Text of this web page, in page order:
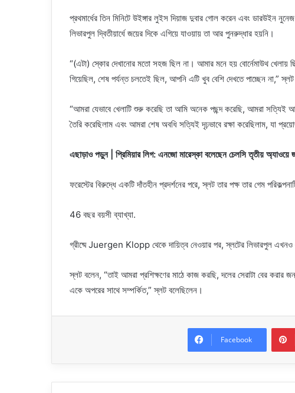
প্রথমার্ধের তিন মিনিটে উইঙ্গার লুইস দিয়াজ দুবার গোল করেন এবং ডারউইন
লিভারপুল দ্বিতীয়ার্ধে জয়ের দিকে এগিয়ে যাওয়ায় তা আর পুনরুদ্ধার হয়নি।
“(এটা) স্কোর দেখানোর মতো সহজ ছিল না। আমার মনে হয় বোর্নেমাউথ খেলায়
গিয়েছিল, শেষ পর্যন্ত চলতেই ছিল, আপনি এটি খুব বেশি দেখতে পাচ্ছেন না,”
“আমরা যেভাবে খেলাটি শুরু করেছি তা আমি অনেক পছন্দ করেছি, আমরা
তৈরি করেছিলাম এবং আমরা শেষ অবধি সত্যিই দৃঢ়ভাবে রক্ষা করেছিলাম, যা
এছাড়াও পড়ুন | প্রিমিয়ার লিগ: এনজো মারেস্কা বলেছেন চেলসি তৃতীয় অ্যাওয়ে
ফরেস্টের বিরুদ্ধে একটি দাঁতহীন প্রদর্শনের পরে, স্লট তার পক্ষ তার গেম
46 বছর বয়সী ব্যাখ্যা.
গ্রীষ্মে Juergen Klopp থেকে দায়িত্ব নেওয়ার পর, স্লটের লিভারপুল এখনও
স্লট বলেন, “তাই আমরা প্রশিক্ষণের মাঠে কাজ করছি, দলের সেরাটা বের
একে অপরের সাথে সম্পর্কিত,” স্লট বলেছিলেন।
Facebook